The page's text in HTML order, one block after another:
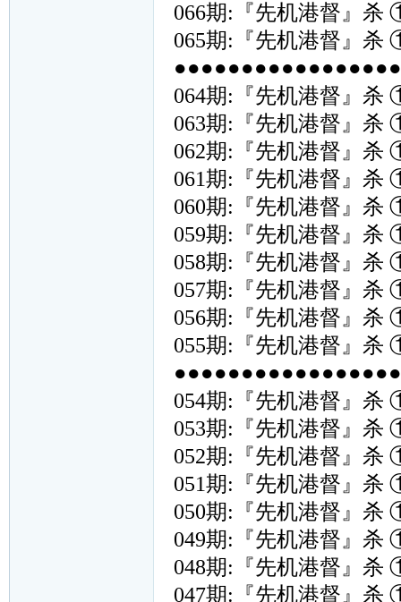
066期:『先机港督』杀
065期:『先机港督』杀
064期:『先机港督』杀
063期:『先机港督』杀
062期:『先机港督』杀
061期:『先机港督』杀
060期:『先机港督』杀
059期:『先机港督』杀
058期:『先机港督』杀
057期:『先机港督』杀
056期:『先机港督』杀
055期:『先机港督』杀
054期:『先机港督』杀
053期:『先机港督』杀
052期:『先机港督』杀
051期:『先机港督』杀
050期:『先机港督』杀
049期:『先机港督』杀
048期:『先机港督』杀
047期:『先机港督』杀